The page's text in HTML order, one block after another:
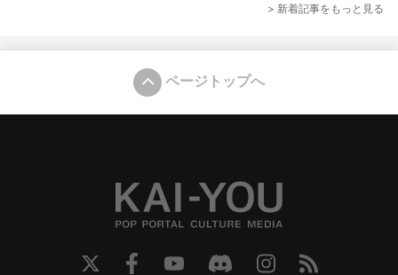
> 新着記事をもっと見る
ページトップへ